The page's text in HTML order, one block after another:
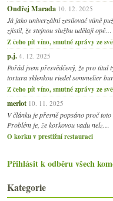
Ondřej Marada 10. 12. 2025
Já jako univerzální zesilovač vůně
zjistil, že stejnou službu udělají opě…
Z čeho pít víno, smutné zprávy ze
p.j. 4. 12. 2025
Pořád jsem přesvědčený, že pro titul
tortura sklenkou riedel sommelier
Z čeho pít víno, smutné zprávy ze
merlot 10. 11. 2025
V článku je přesně popsáno proč
Problém je, že korkovou vadu nelz…
O korku v prestižní restauraci
Přihlásit k odběru všech
Kategorie